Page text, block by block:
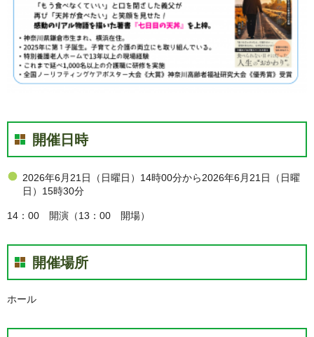
開催日時
2026年6月21日（日曜日）14時00分から2026年6月21日（日曜
日）15時30分
14：00 開演（13：00 開場）
開催場所
ホール